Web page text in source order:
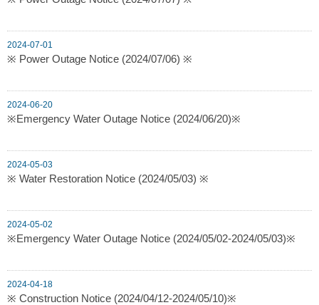
2024-07-01
※ Power Outage Notice (2024/07/06) ※
2024-06-20
※Emergency Water Outage Notice (2024/06/20)※
2024-05-03
※ Water Restoration Notice (2024/05/03) ※
2024-05-02
※Emergency Water Outage Notice (2024/05/02-2024/05/03)※
2024-04-18
※ Construction Notice (2024/04/12-2024/05/10)※